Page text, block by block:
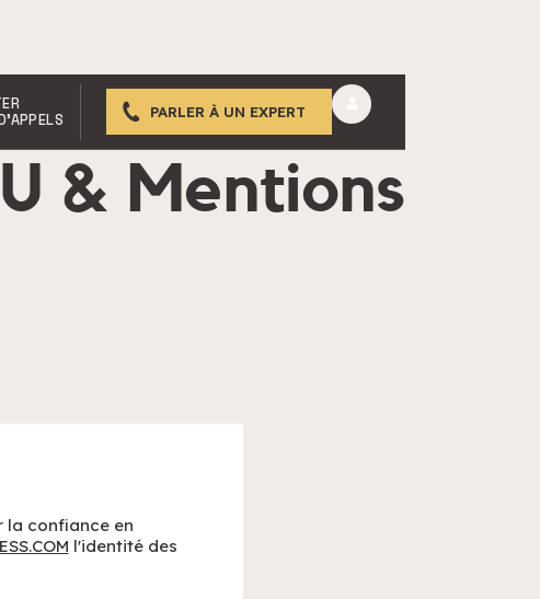
PARLER À UN EXPERT
& Mentions
la confiance en
l'identité des